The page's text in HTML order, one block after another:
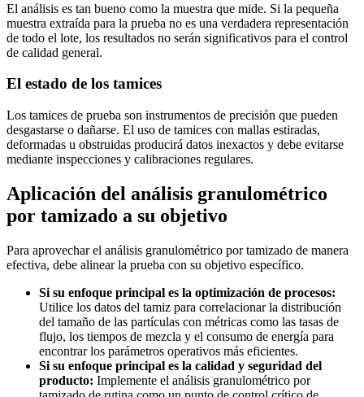
El análisis es tan bueno como la muestra que mide. Si la pequeña
muestra extraída para la prueba no es una verdadera representación
de todo el lote, los resultados no serán significativos para el control
de calidad general.
El estado de los tamices
Los tamices de prueba son instrumentos de precisión que pueden
desgastarse o dañarse. El uso de tamices con mallas estiradas,
deformadas u obstruidas producirá datos inexactos y debe evitarse
mediante inspecciones y calibraciones regulares.
Aplicación del análisis granulométrico
por tamizado a su objetivo
Para aprovechar el análisis granulométrico por tamizado de manera
efectiva, debe alinear la prueba con su objetivo específico.
Si su enfoque principal es la optimización de procesos:
Utilice los datos del tamiz para correlacionar la distribución
del tamaño de las partículas con métricas como las tasas de
flujo, los tiempos de mezcla y el consumo de energía para
encontrar los parámetros operativos más eficientes.
Si su enfoque principal es la calidad y seguridad del
producto: Implemente el análisis granulométrico por